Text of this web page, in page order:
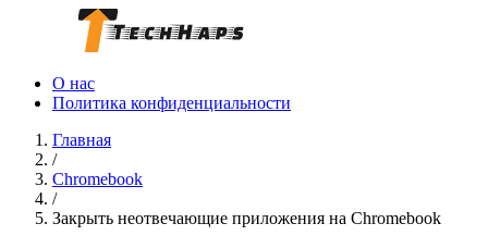
О нас
Политика конфиденциальности
Главная
/
Chromebook
/
Закрыть неотвечающие приложения на Chromebook